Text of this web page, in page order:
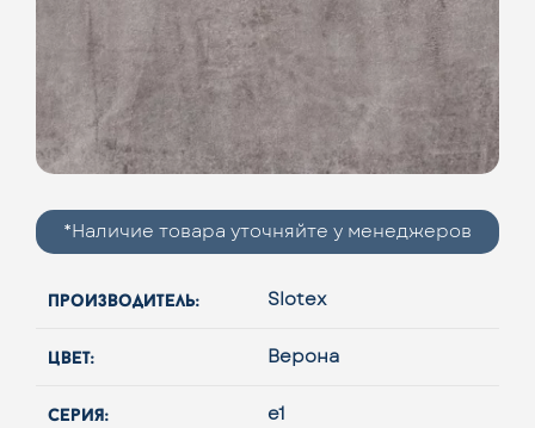
*Наличие товара уточняйте у менеджеров
производитель: Slotex
цвет: Верона
серия: e1